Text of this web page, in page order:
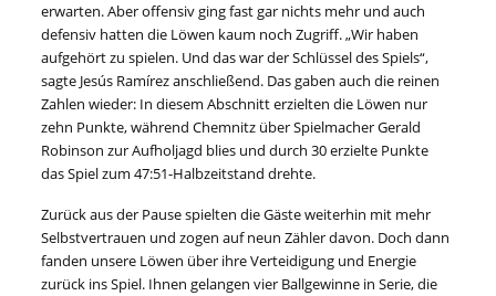
erwarten. Aber offensiv ging fast gar nichts mehr und auch
defensiv hatten die Löwen kaum noch Zugriff. „Wir haben
aufgehört zu spielen. Und das war der Schlüssel des Spiels“,
sagte Jesús Ramírez anschließend. Das gaben auch die reinen
Zahlen wieder: In diesem Abschnitt erzielten die Löwen nur
zehn Punkte, während Chemnitz über Spielmacher Gerald
Robinson zur Aufholjagd blies und durch 30 erzielte Punkte
das Spiel zum 47:51-Halbzeitstand drehte.
Zurück aus der Pause spielten die Gäste weiterhin mit mehr
Selbstvertrauen und zogen auf neun Zähler davon. Doch dann
fanden unsere Löwen über ihre Verteidigung und Energie
zurück ins Spiel. Ihnen gelangen vier Ballgewinne in Serie, die